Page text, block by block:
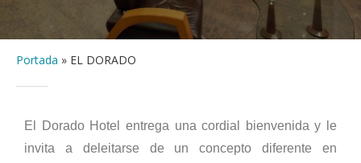
Portada » EL DORADO
El Dorado Hotel entrega una cordial bienvenida y le
invita a deleitarse de un concepto diferente en